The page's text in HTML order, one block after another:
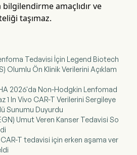
bilgilendirme amaçlıdır ve
taşımaz.
Tedavisi İçin Legend Biotech
Olumlu Ön Klinik Verilerini Açıklam
2026'da Non-Hodgkin Lenfomad
1 In Vivo CAR-T Verilerini Sergileye
Sunumu Duyurdu
Umut Veren Kanser Tedavisi So
T tedavisi için erken aşama ver